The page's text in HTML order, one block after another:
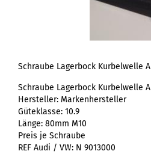
Schraube Lagerbock Kurbelwelle
Schraube Lagerbock Kurbelwelle
Hersteller: Markenhersteller
Güteklasse: 10.9
Länge: 80mm M10
Preis je Schraube
REF Audi / VW: N 9013000